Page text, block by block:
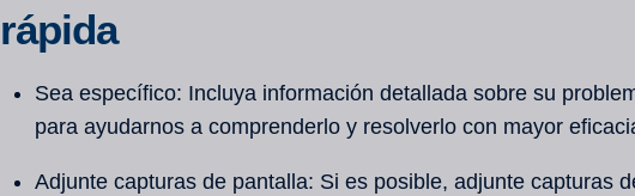
rápida
Sea específico: Incluya información detallada sobre su
para ayudarnos a comprenderlo y resolverlo con mayor
Adjunte capturas de pantalla: Si es posible, adjunte capturas